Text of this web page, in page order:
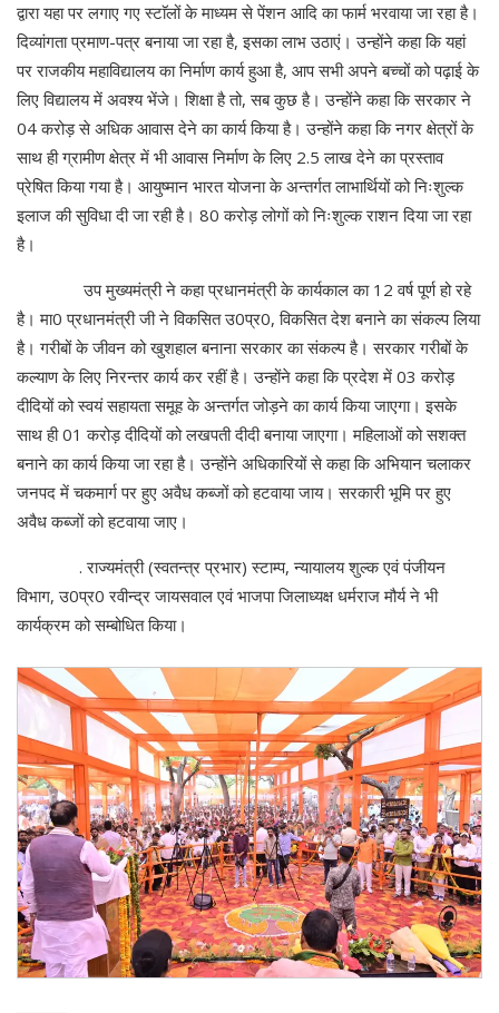
द्वारा यहा पर लगाए गए स्टाॅलों के माध्यम से पेंशन आदि का फार्म भरवाया जा रहा है।
दिव्यांगता प्रमाण-पत्र बनाया जा रहा है, इसका लाभ उठाएं। उन्होंने कहा कि यहां
पर राजकीय महाविद्यालय का निर्माण कार्य हुआ है, आप सभी अपने बच्चों को पढ़ाई के
लिए विद्यालय में अवश्य भेंजे। शिक्षा है तो, सब कुछ है। उन्होंने कहा कि सरकार ने
04 करोड़ से अधिक आवास देने का कार्य किया है। उन्होंने कहा कि नगर क्षेत्रों के
साथ ही ग्रामीण क्षेत्र में भी आवास निर्माण के लिए 2.5 लाख देने का प्रस्ताव
प्रेषित किया गया है। आयुष्मान भारत योजना के अन्तर्गत लाभार्थियों को निःशुल्क
इलाज की सुविधा दी जा रही है। 80 करोड़ लोगों को निःशुल्क राशन दिया जा रहा
है।
उप मुख्यमंत्री ने कहा प्रधानमंत्री के कार्यकाल का 12 वर्ष पूर्ण हो रहे
है। मा0 प्रधानमंत्री जी ने विकसित उ0प्र0, विकसित देश बनाने का संकल्प लिया
है। गरीबों के जीवन को खुशहाल बनाना सरकार का संकल्प है। सरकार गरीबों के
कल्याण के लिए निरन्तर कार्य कर रहीं है। उन्होंने कहा कि प्रदेश में 03 करोड़
दीदियों को स्वयं सहायता समूह के अन्तर्गत जोड़ने का कार्य किया जाएगा। इसके
साथ ही 01 करोड़ दीदियों को लखपती दीदी बनाया जाएगा। महिलाओं को सशक्त
बनाने का कार्य किया जा रहा है। उन्होंने अधिकारियों से कहा कि अभियान चलाकर
जनपद में चकमार्ग पर हुए अवैध कब्जों को हटवाया जाय। सरकारी भूमि पर हुए
अवैध कब्जों को हटवाया जाए।
. राज्यमंत्री (स्वतन्त्र प्रभार) स्टाम्प, न्यायालय शुल्क एवं पंजीयन
विभाग, उ0प्र0 रवीन्द्र जायसवाल एवं भाजपा जिलाध्यक्ष धर्मराज मौर्य ने भी
कार्यक्रम को सम्बोधित किया।